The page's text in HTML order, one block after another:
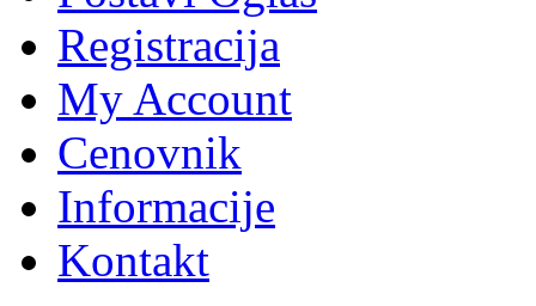
Registracija
My Account
Cenovnik
Informacije
Kontakt